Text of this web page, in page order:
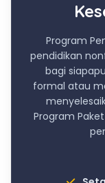
Program
pendidikan
bagi
formal atau
Program